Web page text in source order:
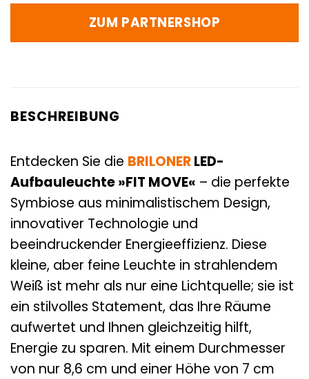
ZUM PARTNERSHOP
BESCHREIBUNG
Entdecken Sie die BRILONERLED-
Aufbauleuchte »FIT MOVE« – die perfekte
Symbiose aus minimalistischem Design,
innovativer Technologie und
beeindruckender Energieeffizienz. Diese
kleine, aber feine Leuchte in strahlendem
Weiß ist mehr als nur eine Lichtquelle; sie ist
ein stilvolles Statement, das Ihre Räume
aufwertet und Ihnen gleichzeitig hilft,
Energie zu sparen. Mit einem Durchmesser
von nur 8,6 cm und einer Höhe von 7 cm